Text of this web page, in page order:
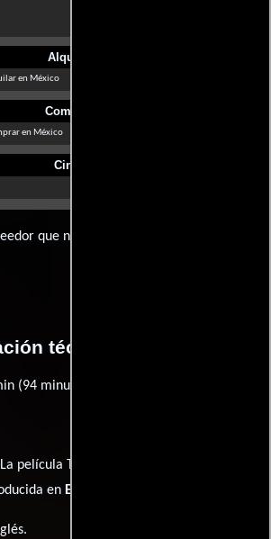
Alquilar
en México
Comprar
en México
Cines
que no estamos mostrando? déjanos
técnica y general
(94 minutos) .
La película The Danger of Love: The Carolyn
en EE.UU.
.